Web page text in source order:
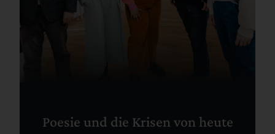
Poesie und die Krisen von heute